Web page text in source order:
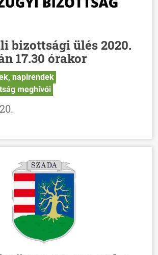
bizottsági ülés 2020.
17.30 órakor
napirendek
meghívói